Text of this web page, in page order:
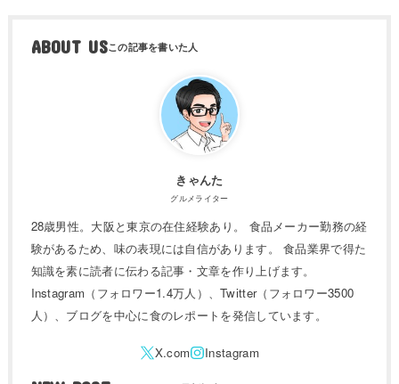
ABOUT US
きゃんた
グルメライター
28歳男性。大阪と東京の在住経験あり。 食品メーカー勤務の経
験があるため、味の表現には自信があります。 食品業界で得た
知識を素に読者に伝わる記事・文章を作り上げます。
Instagram（フォロワー1.4万人）、Twitter（フォロワー3500
人）、ブログを中心に食のレポートを発信しています。